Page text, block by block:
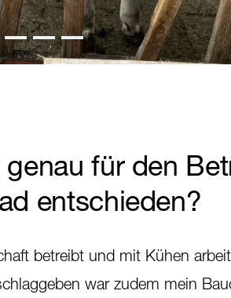
für den
entschieden?
betreibt und mit Kühen
war zudem mein